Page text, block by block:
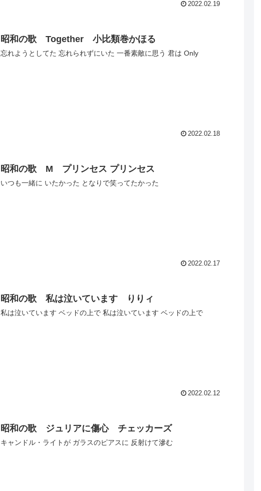
2022.02.19
昭和の歌 Together 小比類巻かほる
忘れようとしてた 忘れられずにいた 一番素敵に思う 君は Only
2022.02.18
昭和の歌 M プリンセス プリンセス
いつも一緒に いたかった となりで笑ってたかった
2022.02.17
昭和の歌 私は泣いています りりィ
私は泣いています ベッドの上で 私は泣いています ベッドの上で
2022.02.12
昭和の歌 ジュリアに傷心 チェッカーズ
キャンドル・ライトが ガラスのピアスに 反射けて滲む